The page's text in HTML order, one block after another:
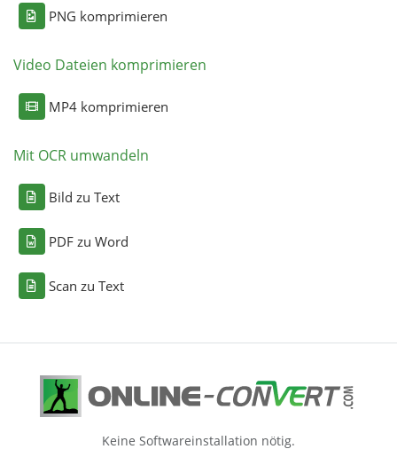
PNG komprimieren
Video Dateien komprimieren
MP4 komprimieren
Mit OCR umwandeln
Bild zu Text
PDF zu Word
Scan zu Text
Keine Softwareinstallation nötig.